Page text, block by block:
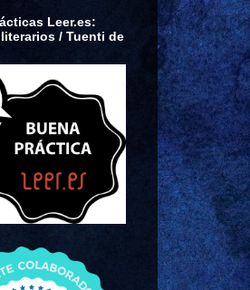
Leer.es:
/ Tuenti de